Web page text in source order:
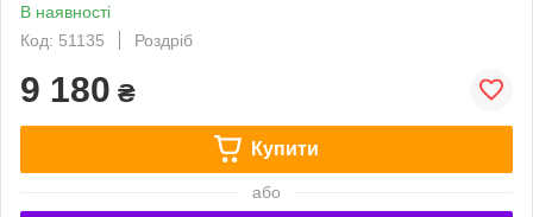
В наявності
Код: 51135
Роздріб
9 180 ₴
Купити
або